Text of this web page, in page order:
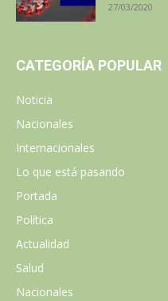
27/03/2020
CATEGORÍA POPULAR
Noticia
Nacionales
Internacionales
Lo que está pasando
Portada
Política
Actualidad
Salud
Nacionales